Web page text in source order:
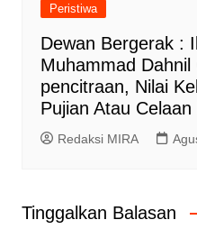
Peristiwa
Dewan Bergerak :
Muhammad
pencitraan, Nilai
Pujian Atau
Redaksi MIRA
Tinggalkan Balasan